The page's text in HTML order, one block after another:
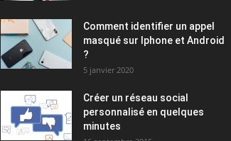
Comment identifier un appel
masqué sur Iphone et Android
?
5 janvier 2020
Créer un réseau social
personnalisé en quelques
minutes